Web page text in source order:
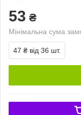
53 ₴
Мінімальна сума
47 ₴ від 36 шт.